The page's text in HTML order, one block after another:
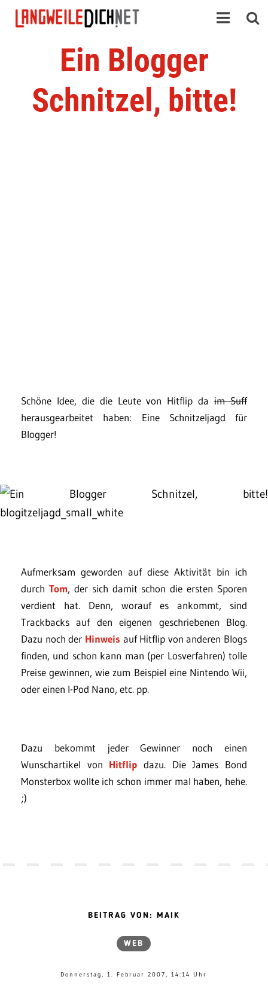
Ein Blogger
Schnitzel, bitte!
Schöne Idee, die die Leute von Hitflip daim Suff
herausgearbeitet haben: Eine Schnitzeljagd für
Blogger!
Aufmerksam geworden auf diese Aktivität bin ich
durch Tom, der sich damit schon die ersten Sporen
verdient hat. Denn, worauf es ankommt, sind
Trackbacks auf den eigenen geschriebenen Blog.
Dazu noch der Hinweis auf Hitflip von anderen Blogs
finden, und schon kann man (per Losverfahren) tolle
Preise gewinnen, wie zum Beispiel eine Nintendo Wii,
oder einen I-Pod Nano, etc. pp.
Dazu bekommt jeder Gewinner noch einen
Wunschartikel von Hitflipdazu. Die James Bond
Monsterbox wollte ich schon immer mal haben, hehe.
;)
BEITRAG VON: MAIK
WEB
Donnerstag, 1. Februar 2007, 14:14 Uhr